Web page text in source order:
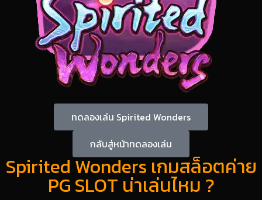
ทดลองเล่น Spirited Wonders
กลับสู่หน้าทดลองเล่น
Spirited Wonders เกมสล็อตค่าย
PG SLOT น่าเล่นไหม ?